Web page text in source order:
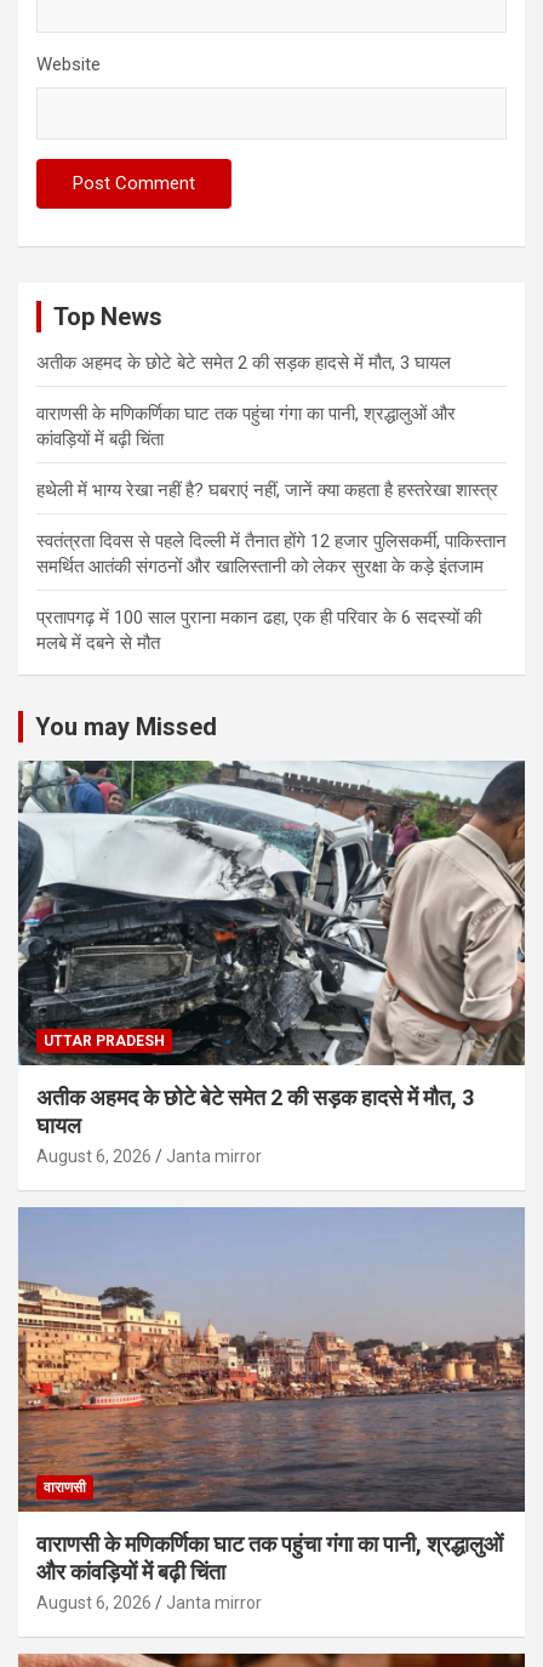
Website
Top News
अतीक अहमद के छोटे बेटे समेत 2 की सड़क हादसे में मौत, 3 घायल
वाराणसी के मणिकर्णिका घाट तक पहुंचा गंगा का पानी, श्रद्धालुओं और
कांवड़ियों में बढ़ी चिंता
हथेली में भाग्य रेखा नहीं है? घबराएं नहीं, जानें क्या कहता है हस्तरेखा शास्त्र
स्वतंत्रता दिवस से पहले दिल्ली में तैनात होंगे 12 हजार पुलिसकर्मी, पाकिस्तान
समर्थित आतंकी संगठनों और खालिस्तानी को लेकर सुरक्षा के कड़े इंतजाम
प्रतापगढ़ में 100 साल पुराना मकान ढहा, एक ही परिवार के 6 सदस्यों की
मलबे में दबने से मौत
You may Missed
UTTAR PRADESH
अतीक अहमद के छोटे बेटे समेत 2 की सड़क हादसे में मौत, 3
घायल
August 6, 2026 Janta mirror
वाराणसी
वाराणसी के मणिकर्णिका घाट तक पहुंचा गंगा का पानी, श्रद्धालुओं
और कांवड़ियों में बढ़ी चिंता
August 6, 2026 Janta mirror